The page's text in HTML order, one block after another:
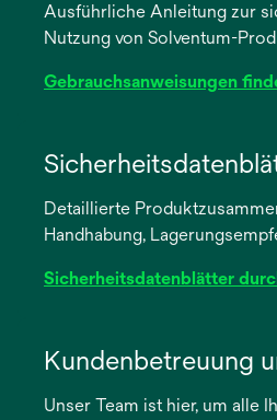
Ausführliche Anleitung zur
Nutzung von Solventum-
Gebrauchsanweisungen
neuen
Registerkarte
Detaillierte
Handhabung,
Sicherheitsdatenblätter
neuen
Kundenbetreuung
Unser Team ist hier, um alle